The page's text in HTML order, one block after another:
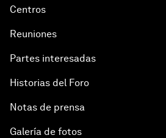
Centros
Reuniones
Partes interesadas
Historias del Foro
Notas de prensa
Galería de fotos